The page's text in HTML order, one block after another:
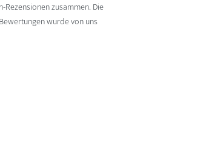
Rezensionen zusammen. Die
wurde von uns